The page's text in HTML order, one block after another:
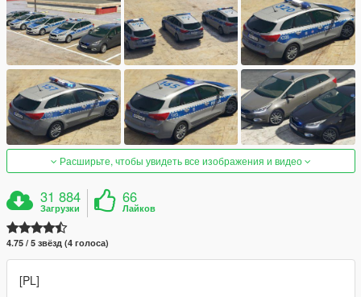
Расширьте, чтобы увидеть все изображения и видео
31 884
Загрузки
66
Лайков
4.75 / 5 звёзд (4 голоса)
[PL]